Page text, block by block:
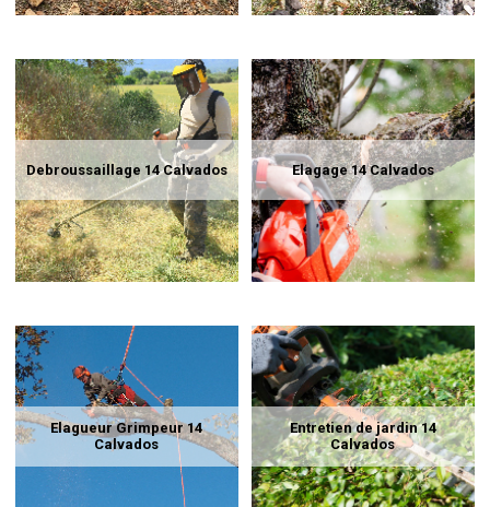
Debroussaillage 14 Calvados Elagage 14 Calvados
Elagueur Grimpeur 14
Calvados
Entretien de jardin 14
Calvados